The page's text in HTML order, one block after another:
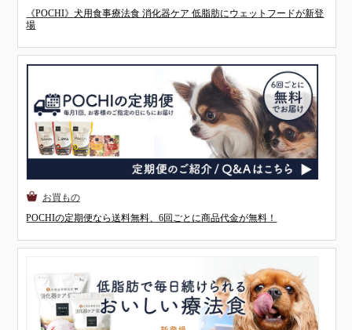
《POCHI》犬用食事療法食 消化器ケア 低脂肪にウェットフードが新登
場
POCHIの定期便なら送料無料、6回ごとに商品代金が無料！